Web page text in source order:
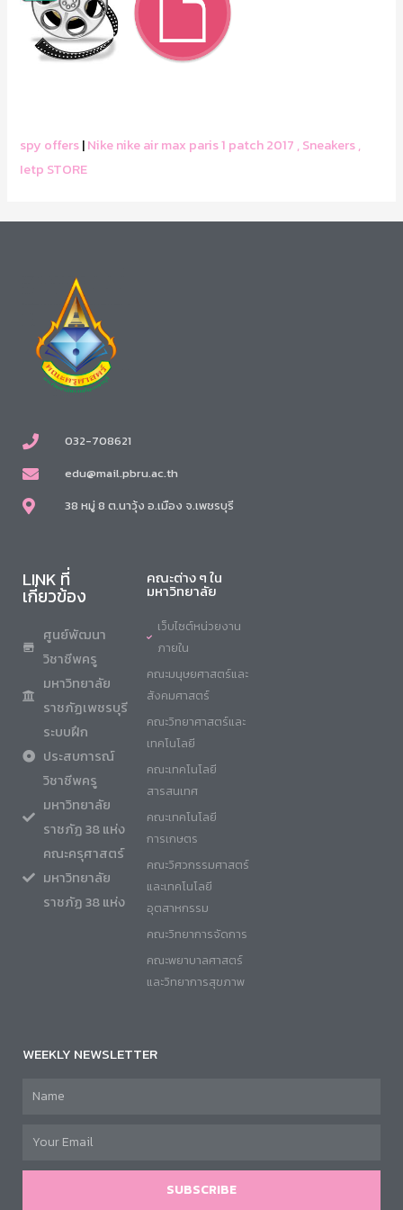
spy offers|Nike nike air max paris 1 patch 2017 , Sneakers ,
Ietp STORE
032-708621
edu@mail.pbru.ac.th
38 หมู่ 8 ต.นาวุ้ง อ.เมือง จ.เพชรบุรี
LINK ที่
เกี่ยวข้อง
ศูนย์พัฒนา
วิชาชีพครู
มหาวิทยาลัย
ราชภัฏเพชรบุรี
ระบบฝึก
ประสบการณ์
วิชาชีพครู
มหาวิทยาลัย
ราชภัฏ 38 แห่ง
คณะครุศาสตร์
มหาวิทยาลัย
ราชภัฏ 38 แห่ง
คณะต่าง ๆ ใน
มหาวิทยาลัย
เว็บไซต์หน่วยงาน
ภายใน
คณะมนุษยศาสตร์และ
สังคมศาสตร์
คณะวิทยาศาสตร์และ
เทคโนโลยี
คณะเทคโนโลยี
สารสนเทศ
คณะเทคโนโลยี
การเกษตร
คณะวิศวกรรมศาสตร์
และเทคโนโลยี
อุตสาหกรรม
คณะวิทยาการจัดการ
คณะพยาบาลศาสตร์
และวิทยาการสุขภาพ
WEEKLY NEWSLETTER
SUBSCRIBE